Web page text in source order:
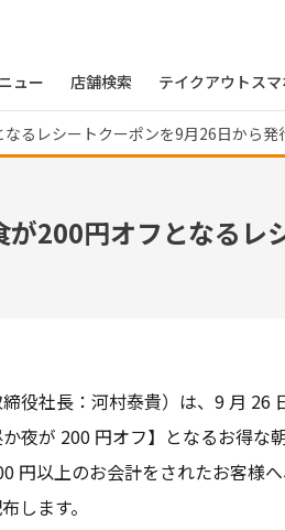
ュー 店舗検索 テイクアウトス
るレシートクーポンを9月26日から発
200円オフとなる
役社長：河村泰貴）は、9 月 26
夜が 200 円オフ】となるお得な
円以上のお会計をされたお客様
します。